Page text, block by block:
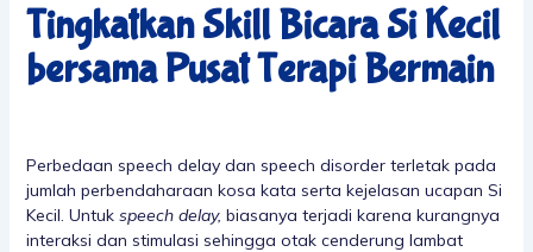
Tingkatkan Skill Bicara Si Kecil
bersama Pusat Terapi Bermain
Perbedaan speech delay dan speech disorder terletak pada
jumlah perbendaharaan kosa kata serta kejelasan ucapan Si
Kecil. Untuk speech delay, biasanya terjadi karena kurangnya
interaksi dan stimulasi sehingga otak cenderung lambat